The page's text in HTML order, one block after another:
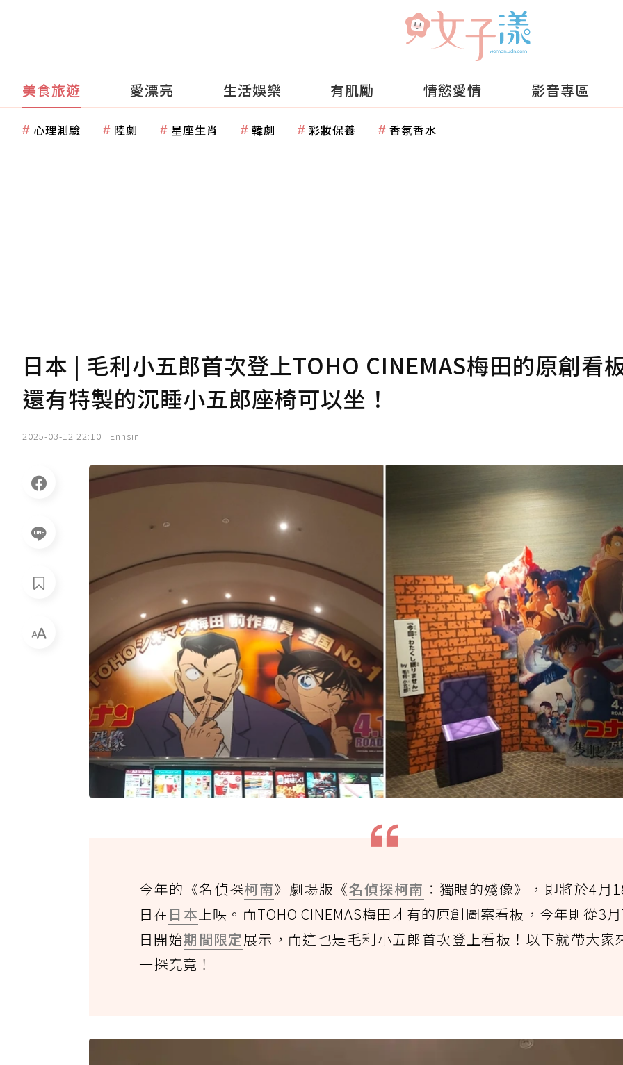
美食旅遊 愛漂亮 生活娛樂 有肌勵 情慾愛情 影音專區
心理測驗 陸劇 星座生肖 韓劇 彩妝保養 香氛香水
日本 | 毛利小五郎首次登上TOHO CINEMAS梅田的原創看
還有特製的沉睡小五郎座椅可以坐！
2025-03-12 22:10 Enhsin
今年的《名偵探柯南》劇場版《名偵探柯南 ：獨眼的殘像》，即將於4月
日在日本 上映。而TOHO CINEMAS梅田才有的原創圖案看板，今年則從3
日開始期間限定展示，而這也是毛利小五郎首次登上看板！以下就帶大家
一探究竟！